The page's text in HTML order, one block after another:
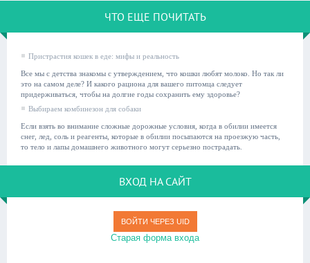
ЧТО ЕЩЕ ПОЧИТАТЬ
Пристрастия кошек в еде: мифы и реальность
Все мы с детства знакомы с утверждением, что кошки любят молоко. Но так ли
это на самом деле? И какого рациона для вашего питомца следует
придерживаться, чтобы на долгие годы сохранить ему здоровье?
Выбираем комбинезон для собаки
Если взять во внимание сложные дорожные условия, когда в обилии имеется
снег, лед, соль и реагенты, которые в обилии посыпаются на проезжую часть,
то тело и лапы домашнего животного могут серьезно пострадать.
ВХОД НА САЙТ
ВОЙТИ ЧЕРЕЗ UID
Старая форма входа